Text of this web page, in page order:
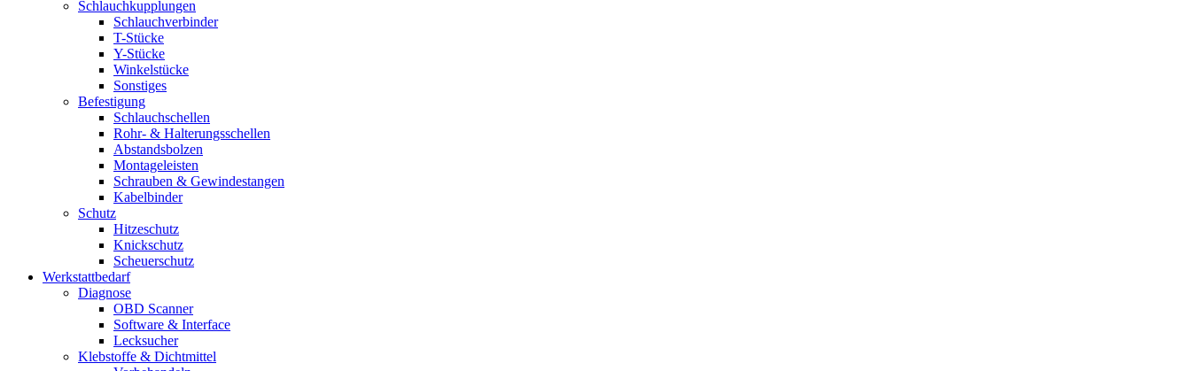
Schlauchkupplungen
Schlauchverbinder
T-Stücke
Y-Stücke
Winkelstücke
Sonstiges
Befestigung
Schlauchschellen
Rohr- & Halterungsschellen
Abstandsbolzen
Montageleisten
Schrauben & Gewindestangen
Kabelbinder
Schutz
Hitzeschutz
Knickschutz
Scheuerschutz
Werkstattbedarf
Diagnose
OBD Scanner
Software & Interface
Lecksucher
Klebstoffe & Dichtmittel